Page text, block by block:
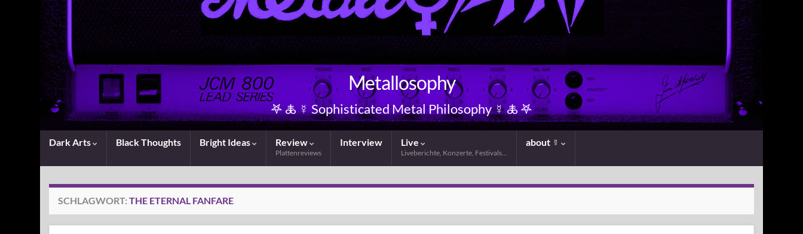
Metallosophy
𖤐 🜏 ☿ Sophisticated Metal Philosophy ☿ 🜏 𖤐
Dark Arts Black Thoughts Bright Ideas Review
Plattenreviews
Interview Live
Liveberichte, Konzerte, Festivals…
about ☿
SCHLAGWORT: THE ETERNAL FANFARE